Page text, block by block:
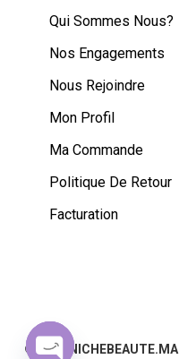
Qui Sommes Nous?
Nos Engagements
Nous Rejoindre
Mon Profil
Ma Commande
Politique De Retour
Facturation
© 2024 NICHEBEAUTE.MA